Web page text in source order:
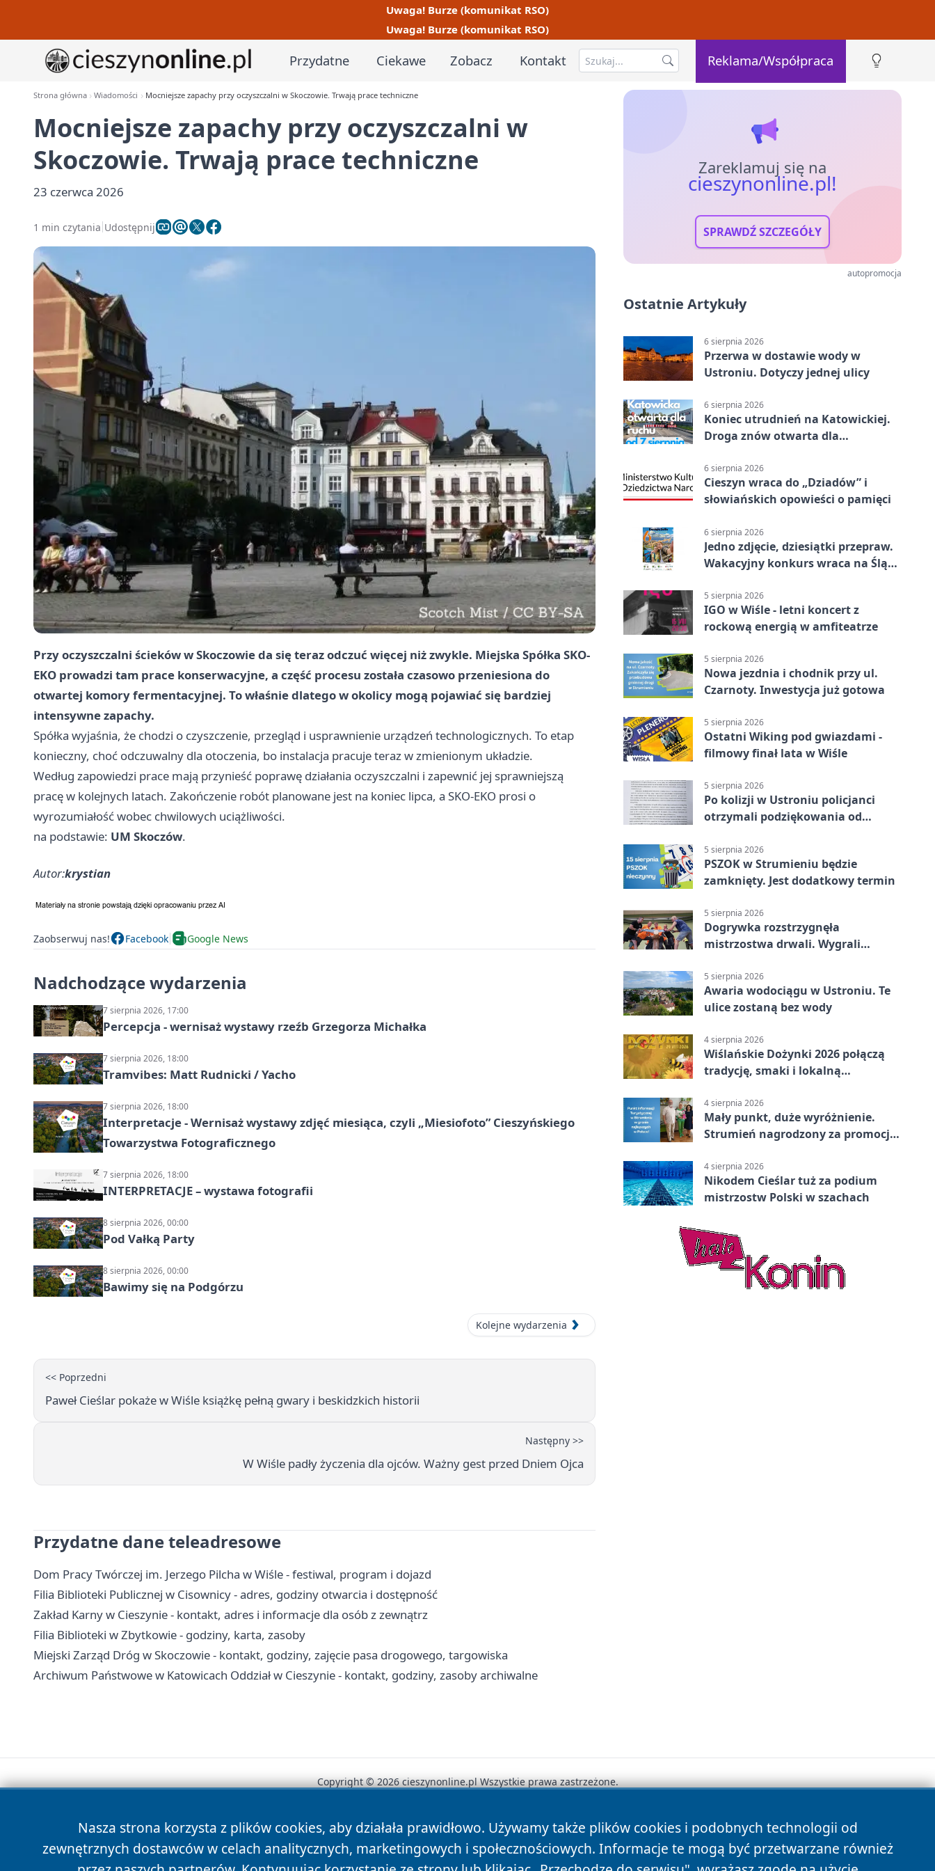
Uwaga! Burze (komunikat RSO)
Uwaga! Burze (komunikat RSO)
Przydatne Ciekawe Zobacz Kontakt Reklama/Współpraca
Strona główna Wiadomości Mocniejsze zapachy przy oczyszczalni w Skoczowie. Trwają prace techniczne
Mocniejsze zapachy przy oczyszczalni w
Skoczowie. Trwają prace techniczne
23 czerwca 2026
1 min czytania Udostępnij
Przy oczyszczalni ścieków w Skoczowie da się teraz odczuć więcej niż zwykle. Miejska Spółka SKO-
EKO prowadzi tam prace konserwacyjne, a część procesu została czasowo przeniesiona do
otwartej komory fermentacyjnej. To właśnie dlatego w okolicy mogą pojawiać się bardziej
intensywne zapachy.
Spółka wyjaśnia, że chodzi o czyszczenie, przegląd i usprawnienie urządzeń technologicznych. To etap
konieczny, choć odczuwalny dla otoczenia, bo instalacja pracuje teraz w zmienionym układzie.
Według zapowiedzi prace mają przynieść poprawę działania oczyszczalni i zapewnić jej sprawniejszą
pracę w kolejnych latach. Zakończenie robót planowane jest na koniec lipca, a SKO-EKO prosi o
wyrozumiałość wobec chwilowych uciążliwości.
na podstawie: UM Skoczów.
Autor:krystian
Zaobserwuj nas! Facebook Google News
Nadchodzące wydarzenia
7 sierpnia 2026, 17:00
Percepcja - wernisaż wystawy rzeźb Grzegorza Michałka
7 sierpnia 2026, 18:00
Tramvibes: Matt Rudnicki / Yacho
7 sierpnia 2026, 18:00
Interpretacje - Wernisaż wystawy zdjęć miesiąca, czyli „Miesiofoto” Cieszyńskiego
Towarzystwa Fotograficznego
7 sierpnia 2026, 18:00
INTERPRETACJE – wystawa fotografii
8 sierpnia 2026, 00:00
Pod Vałką Party
8 sierpnia 2026, 00:00
Bawimy się na Podgórzu
Kolejne wydarzenia
<< Poprzedni
Paweł Cieślar pokaże w Wiśle książkę pełną gwary i beskidzkich historii
Następny >>
W Wiśle padły życzenia dla ojców. Ważny gest przed Dniem Ojca
Przydatne dane teleadresowe
Dom Pracy Twórczej im. Jerzego Pilcha w Wiśle - festiwal, program i dojazd
Filia Biblioteki Publicznej w Cisownicy - adres, godziny otwarcia i dostępność
Zakład Karny w Cieszynie - kontakt, adres i informacje dla osób z zewnątrz
Filia Biblioteki w Zbytkowie - godziny, karta, zasoby
Miejski Zarząd Dróg w Skoczowie - kontakt, godziny, zajęcie pasa drogowego, targowiska
Archiwum Państwowe w Katowicach Oddział w Cieszynie - kontakt, godziny, zasoby archiwalne
Zareklamuj się na
cieszynonline.pl!
SPRAWDŹ SZCZEGÓŁY
autopromocja
Ostatnie Artykuły
6 sierpnia 2026
Przerwa w dostawie wody w
Ustroniu. Dotyczy jednej ulicy
6 sierpnia 2026
Koniec utrudnień na Katowickiej.
Droga znów otwarta dla
6 sierpnia 2026
Cieszyn wraca do „Dziadów” i
słowiańskich opowieści o pamięci
6 sierpnia 2026
Jedno zdjęcie, dziesiątki przepraw.
Wakacyjny konkurs wraca na Śląsk
5 sierpnia 2026
IGO w Wiśle - letni koncert z
rockową energią w amfiteatrze
5 sierpnia 2026
Nowa jezdnia i chodnik przy ul.
Czarnoty. Inwestycja już gotowa
5 sierpnia 2026
Ostatni Wiking pod gwiazdami -
filmowy finał lata w Wiśle
5 sierpnia 2026
Po kolizji w Ustroniu policjanci
otrzymali podziękowania od
5 sierpnia 2026
PSZOK w Strumieniu będzie
zamknięty. Jest dodatkowy termin
5 sierpnia 2026
Dogrywka rozstrzygnęła
mistrzostwa drwali. Wygrali
5 sierpnia 2026
Awaria wodociągu w Ustroniu. Te
ulice zostaną bez wody
4 sierpnia 2026
Wiślańskie Dożynki 2026 połączą
tradycję, smaki i lokalną
4 sierpnia 2026
Mały punkt, duże wyróżnienie.
Strumień nagrodzony za promocję
4 sierpnia 2026
Nikodem Cieślar tuż za podium
mistrzostw Polski w szachach
Nasza strona korzysta z plików cookies, aby działała prawidłowo. Używamy także plików cookies i podobnych technologii od
zewnętrznych dostawców w celach analitycznych, marketingowych i społecznościowych. Informacje te mogą być przetwarzane również
Copyright © 2026 cieszynonline.pl Wszystkie prawa zastrzeżone.
News Autorzy Polityka Prywatności Polityka Cookies